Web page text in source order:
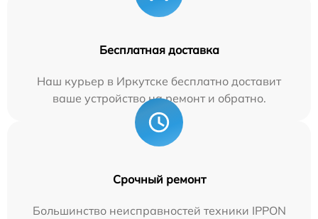
Бесплатная доставка
Наш курьер в Иркутске бесплатно доставит
ваше устройство на ремонт и обратно.
Срочный ремонт
Большинство неисправностей техники IPPON